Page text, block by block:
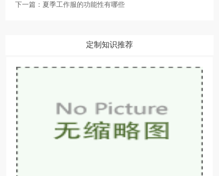
下一篇： 夏季工作服的功能性有哪些
定制知识推荐